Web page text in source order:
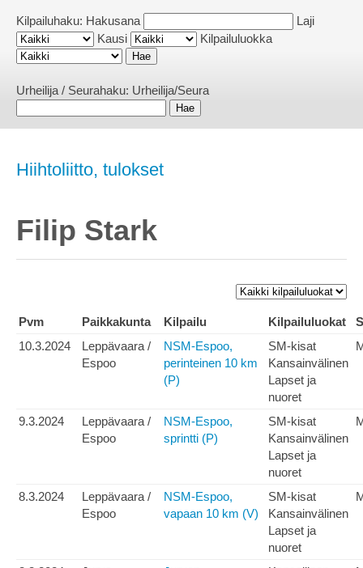
Kilpailuhaku: Hakusana
Laji
Kausi
Kilpailuluokka
Urheilija / Seurahaku: Urheilija/Seura
Hiihtoliitto, tulokset
Filip Stark
Pvm Paikkakunta Kilpailu Kilpailuluokat
10.3.2024
Leppävaara /
Espoo
NSM-Espoo,
perinteinen 10 km
(P)
SM-kisat
Kansainvälinen
Lapset ja
nuoret
9.3.2024
Leppävaara /
Espoo
NSM-Espoo,
sprintti (P)
SM-kisat
Kansainvälinen
Lapset ja
nuoret
8.3.2024
Leppävaara /
Espoo
NSM-Espoo,
vapaan 10 km (V)
SM-kisat
Kansainvälinen
Lapset ja
nuoret